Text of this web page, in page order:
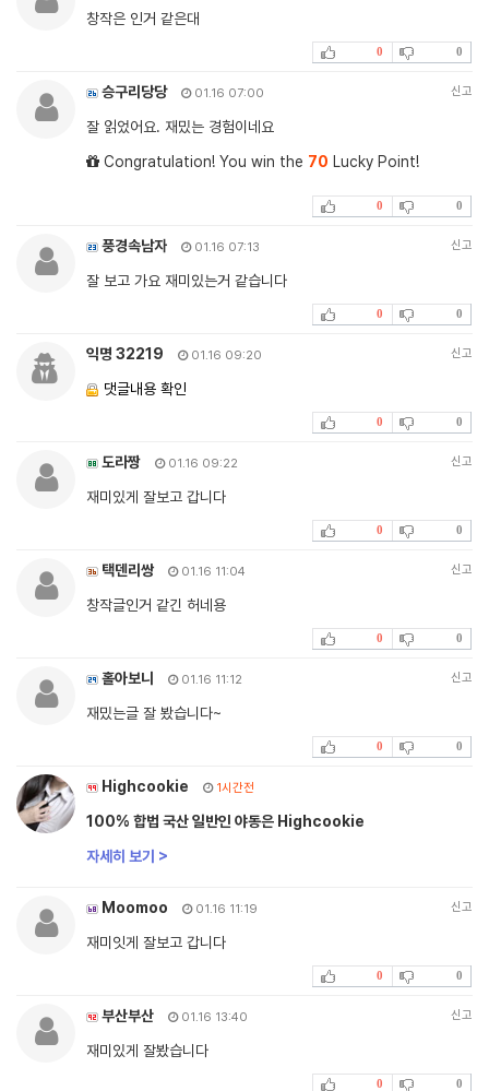
창작은 인거 같은대
0 0
승구리당당 01.16 07:00 신고
잘 읽었어요. 재밌는 경험이네요
Congratulation! You win the 70 Lucky Point!
0 0
풍경속남자 01.16 07:13 신고
잘 보고 가요 재미있는거 같습니다
0 0
익명 32219 01.16 09:20 신고
댓글내용 확인
0 0
도라짱 01.16 09:22 신고
재미있게 잘보고 갑니다
0 0
택덴리쌍 01.16 11:04 신고
창작글인거 같긴 허네용
0 0
홀아보니 01.16 11:12 신고
재밌는글 잘 봤습니다~
0 0
Highcookie 1시간전
100% 합법 국산 일반인 야동은 Highcookie
자세히 보기 >
Moomoo 01.16 11:19 신고
재미잇게 잘보고 갑니다
0 0
부산부산 01.16 13:40 신고
재미있게 잘봤습니다
0 0